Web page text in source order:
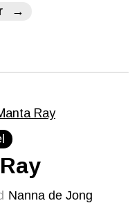
Nanna de Jong